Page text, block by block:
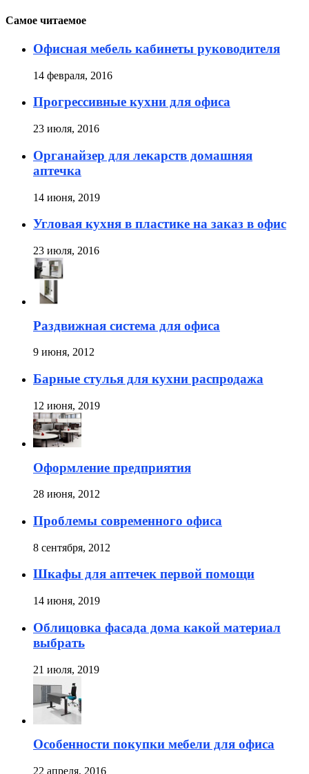
Самое читаемое
Офисная мебель кабинеты руководителя
14 февраля, 2016
Прогрессивные кухни для офиса
23 июля, 2016
Органайзер для лекарств домашняя
аптечка
14 июня, 2019
Угловая кухня в пластике на заказ в офис
23 июля, 2016
Раздвижная система для офиса
9 июня, 2012
Барные стулья для кухни распродажа
12 июня, 2019
Оформление предприятия
28 июня, 2012
Проблемы современного офиса
8 сентября, 2012
Шкафы для аптечек первой помощи
14 июня, 2019
Облицовка фасада дома какой материал
выбрать
21 июля, 2019
Особенности покупки мебели для офиса
22 апреля, 2016